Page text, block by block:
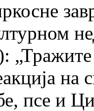
на
псе и